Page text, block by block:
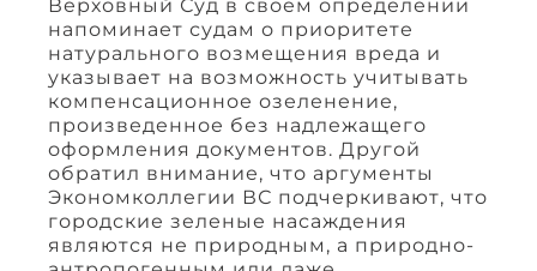
Верховный Суд в своем определении
напоминает судам о приоритете
натурального возмещения вреда и
указывает на возможность учитывать
компенсационное озеленение,
произведенное без надлежащего
оформления документов. Другой
обратил внимание, что аргументы
Экономколлегии ВС подчеркивают, что
городские зеленые насаждения
являются не природным, а природно-